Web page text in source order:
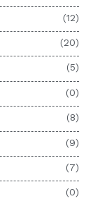
(12)
(20)
(5)
(0)
(8)
(9)
(7)
(0)